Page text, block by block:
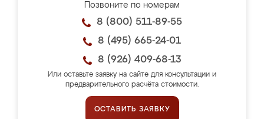
Позвоните по номерам
8 (800) 511-89-55
8 (495) 665-24-01
8 (926) 409-68-13
Или оставьте заявку на сайте для консультации и
предварительного расчёта стоимости.
ОСТАВИТЬ ЗАЯВКУ